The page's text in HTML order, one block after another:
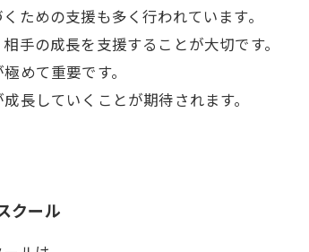
ための支援も多く行われています。
手の成長を支援することが大切です。
めて重要です。
長していくことが期待されます。
クール